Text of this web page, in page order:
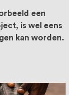
een
is wel eens
kan worden.